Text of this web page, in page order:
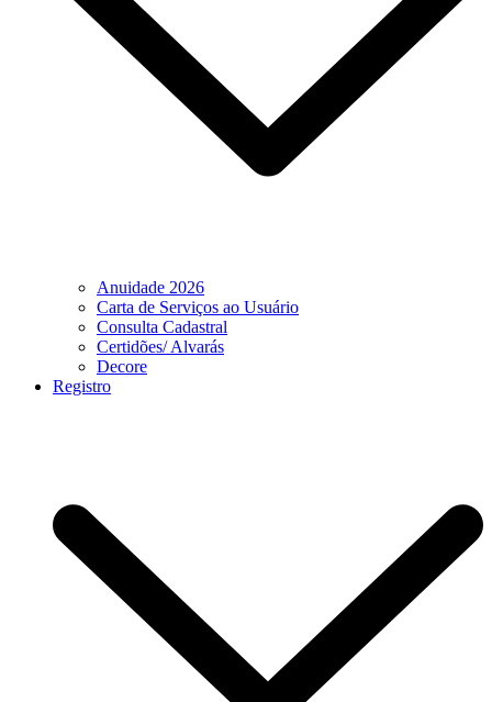
Anuidade 2026
Carta de Serviços ao Usuário
Consulta Cadastral
Certidões/ Alvarás
Decore
Registro